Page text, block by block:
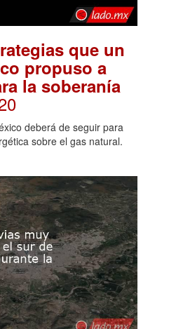
que un
propuso a
la soberanía
deberá de seguir para
sobre el gas natural.